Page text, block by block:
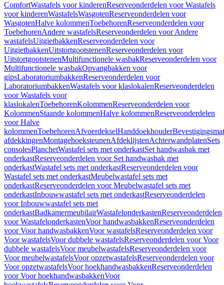
ComfortWastafels voor kinderenReserveonderdelen voor Wastafels
voor kinderenWastafelsWasgotenReserveonderdelen voor
WasgotenHalve kolommenToebehorenReserveonderdelen voor
ToebehorenAndere wastafelsReserveonderdelen voor Andere
wastafelsUitgietbakkenReserveonderdelen voor
UitgietbakkenUitstortgootstenenReserveonderdelen voor
UitstortgootstenenMultifunctionele wasbakReserveonderdelen voor
Multifunctionele wasbakOpvangbakken voor
gipsLaboratoriumbakkenReserveonderdelen voor
LaboratoriumbakkenWastafels voor klaslokalenReserveonderdelen
voor Wastafels voor
klaslokalenToebehorenKolommenReserveonderdelen voor
KolommenStaande kolommenHalve kolommenReserveonderdelen
voor Halve
kolommenToebehorenAfvoerdekselHanddoekhouder
afdekkingenMontagehoeksteunenAfdeklijstenAchterwandplatenSets
consolesPlanchetWastafel sets met onderkastSet handwasbak met
onderkastReserveonderdelen voor Set handwasbak met
onderkastWastafel sets met onderkastReserveonderdelen voor
Wastafel sets met onderkastMeubelwastafel sets met
onderkastReserveonderdelen voor Meubelwastafel sets met
onderkastInbouwwastafel sets met onderkastReserveonderdelen
voor Inbouwwastafel sets met
onderkastBadkamermeubilairWastafelonderkastenReserveonderdelen
voor WastafelonderkastenVoor handwasbakkenReserveonderdelen
voor Voor handwasbakkenVoor wastafelsReserveonderdelen voor
Voor wastafelsVoor dubbele wastafelsReserveonderdelen voor Voor
dubbele wastafelsVoor meubelwastafelsReserveonderdelen voor
Voor meubelwastafelsVoor opzetwastafelsReserveonderdelen voor
Voor opzetwastafelsVoor hoekhandwasbakkenReserveonderdelen
voor Voor hoekhandwasbakkenVoor